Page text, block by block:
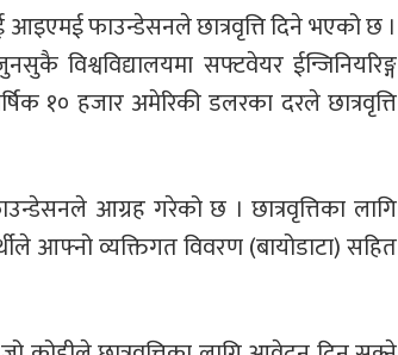
आइएमई फाउन्डेसनले छात्रवृत्ति दिने भएको छ ।
विश्वविद्यालयमा सफ्टवेयर ईन्जिनियरिङ्ग
१० हजार अमेरिकी डलरका दरले छात्रवृत्ति
आग्रह गरेको छ । छात्रवृत्तिका लागि
आफ्नो व्यक्तिगत विवरण (बायोडाटा) सहित